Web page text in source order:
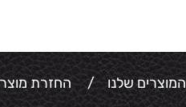
המוצרים שלנו / החזרת